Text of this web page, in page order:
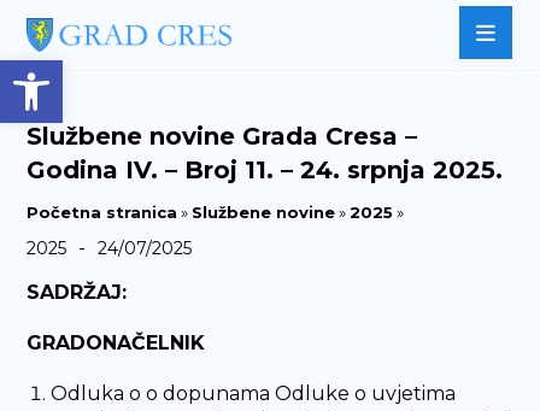
Open toolbar
Službene novine Grada Cresa –
Godina IV. – Broj 11. – 24. srpnja 2025.
Početna stranica » Službene novine»2025 »
2025 - 24/07/2025
SADRŽAJ:
GRADONAČELNIK
Odluka o o dopunama Odluke o uvjetima